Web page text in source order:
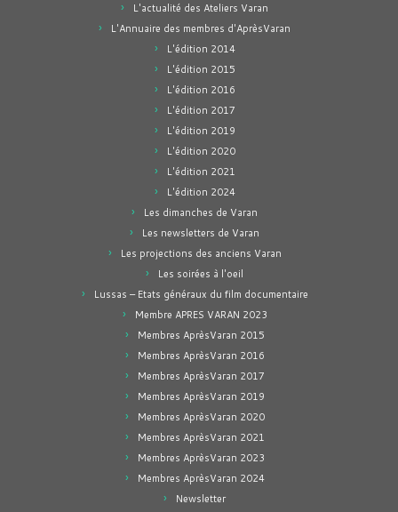
L'actualité des Ateliers Varan
L'Annuaire des membres d'AprèsVaran
L'édition 2014
L'édition 2015
L'édition 2016
L'édition 2017
L'édition 2019
L'édition 2020
L'édition 2021
L'édition 2024
Les dimanches de Varan
Les newsletters de Varan
Les projections des anciens Varan
Les soirées à l'oeil
Lussas – Etats généraux du film documentaire
Membre APRES VARAN 2023
Membres AprèsVaran 2015
Membres AprèsVaran 2016
Membres AprèsVaran 2017
Membres AprèsVaran 2019
Membres AprèsVaran 2020
Membres AprèsVaran 2021
Membres AprèsVaran 2023
Membres AprèsVaran 2024
Newsletter